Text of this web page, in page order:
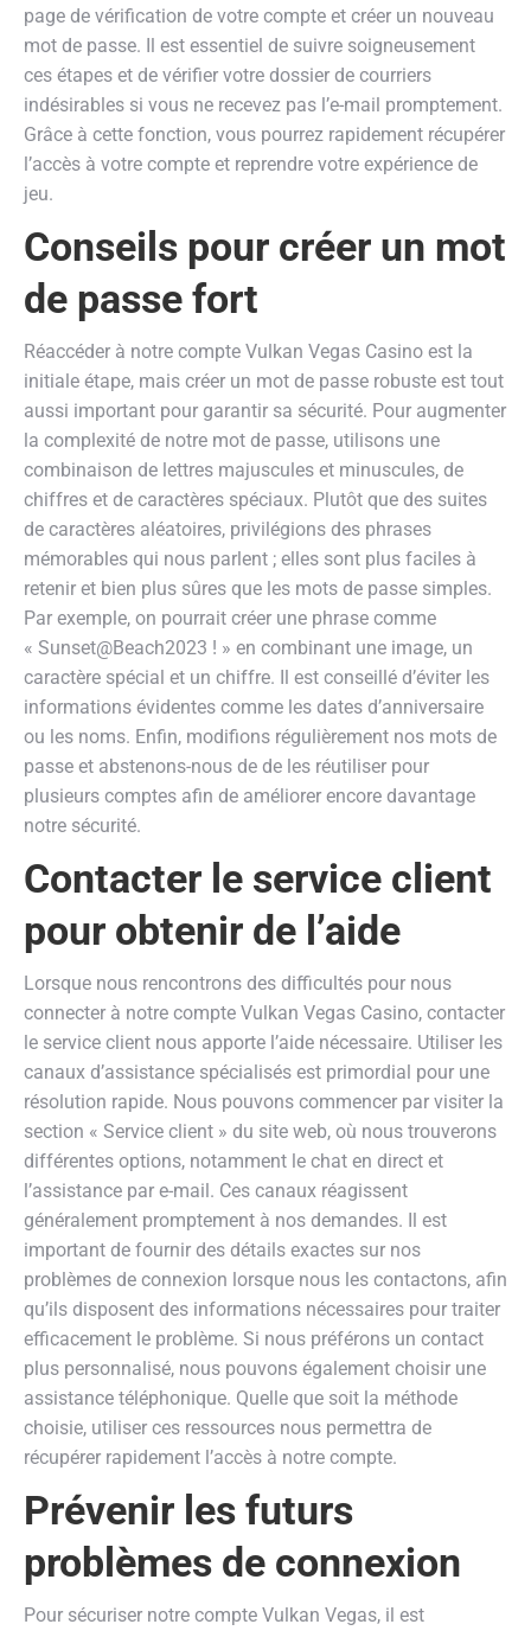
page de vérification de votre compte et créer un nouveau
mot de passe. Il est essentiel de suivre soigneusement
ces étapes et de vérifier votre dossier de courriers
indésirables si vous ne recevez pas l’e-mail promptement.
Grâce à cette fonction, vous pourrez rapidement récupérer
l’accès à votre compte et reprendre votre expérience de
jeu.
Conseils pour créer un mot
de passe fort
Réaccéder à notre compte Vulkan Vegas Casino est la
initiale étape, mais créer un mot de passe robuste est tout
aussi important pour garantir sa sécurité. Pour augmenter
la complexité de notre mot de passe, utilisons une
combinaison de lettres majuscules et minuscules, de
chiffres et de caractères spéciaux. Plutôt que des suites
de caractères aléatoires, privilégions des phrases
mémorables qui nous parlent ; elles sont plus faciles à
retenir et bien plus sûres que les mots de passe simples.
Par exemple, on pourrait créer une phrase comme
« Sunset@Beach2023 ! » en combinant une image, un
caractère spécial et un chiffre. Il est conseillé d’éviter les
informations évidentes comme les dates d’anniversaire
ou les noms. Enfin, modifions régulièrement nos mots de
passe et abstenons-nous de de les réutiliser pour
plusieurs comptes afin de améliorer encore davantage
notre sécurité.
Contacter le service client
pour obtenir de l’aide
Lorsque nous rencontrons des difficultés pour nous
connecter à notre compte Vulkan Vegas Casino, contacter
le service client nous apporte l’aide nécessaire. Utiliser les
canaux d’assistance spécialisés est primordial pour une
résolution rapide. Nous pouvons commencer par visiter la
section « Service client » du site web, où nous trouverons
différentes options, notamment le chat en direct et
l’assistance par e-mail. Ces canaux réagissent
généralement promptement à nos demandes. Il est
important de fournir des détails exactes sur nos
problèmes de connexion lorsque nous les contactons, afin
qu’ils disposent des informations nécessaires pour traiter
efficacement le problème. Si nous préférons un contact
plus personnalisé, nous pouvons également choisir une
assistance téléphonique. Quelle que soit la méthode
choisie, utiliser ces ressources nous permettra de
récupérer rapidement l’accès à notre compte.
Prévenir les futurs
problèmes de connexion
Pour sécuriser notre compte Vulkan Vegas, il est